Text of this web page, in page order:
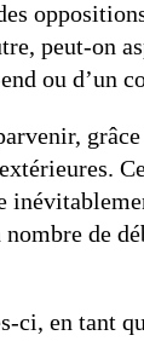
peut-on
ou d’un
grâce
de
ci, en tant